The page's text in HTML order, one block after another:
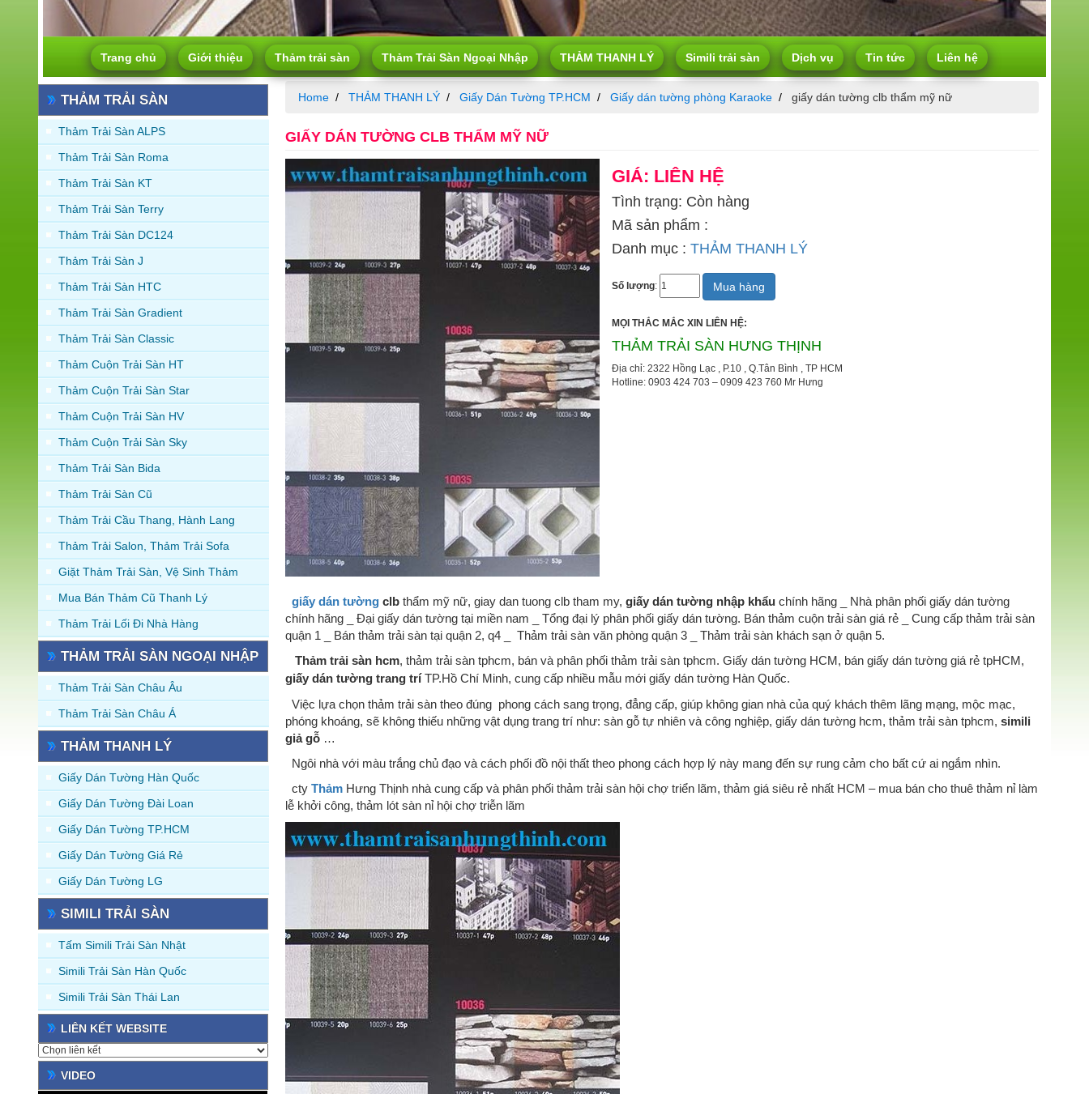
Trang chủ Giới thiệu Thảm trải sàn Thảm Trải Sàn Ngoại Nhập THẢM THANH LÝ Simili trải sàn Dịch vụ Tin tức Liên hệ
THẢM TRẢI SÀN
Thảm Trải Sàn ALPS
Thảm Trải Sàn Roma
Thảm Trải Sàn KT
Thảm Trải Sàn Terry
Thảm Trải Sàn DC124
Thảm Trải Sàn J
Thảm Trải Sàn HTC
Thảm Trải Sàn Gradient
Thảm Trải Sàn Classic
Thảm Cuộn Trải Sàn HT
Thảm Cuộn Trải Sàn Star
Thảm Cuộn Trải Sàn HV
Thảm Cuộn Trải Sàn Sky
Thảm Trải Sàn Bida
Thảm Trải Sàn Cũ
Thảm Trải Cầu Thang, Hành Lang
Thảm Trải Salon, Thảm Trải Sofa
Giặt Thảm Trải Sàn, Vệ Sinh Thảm
Mua Bán Thảm Cũ Thanh Lý
Thảm Trải Lối Đi Nhà Hàng
THẢM TRẢI SÀN NGOẠI NHẬP
Thảm Trải Sàn Châu Âu
Thảm Trải Sàn Châu Á
THẢM THANH LÝ
Giấy Dán Tường Hàn Quốc
Giấy Dán Tường Đài Loan
Giấy Dán Tường TP.HCM
Giấy Dán Tường Giá Rẻ
Giấy Dán Tường LG
SIMILI TRẢI SÀN
Tấm Simili Trải Sàn Nhật
Simili Trải Sàn Hàn Quốc
Simili Trải Sàn Thái Lan
LIÊN KẾT WEBSITE
VIDEO
Home THẢM THANH LÝ Giấy Dán Tường TP.HCM Giấy dán tường phòng Karaoke giấy dán tường clb thẩm mỹ nữ
GIẤY DÁN TƯỜNG CLB THẨM MỸ NỮ
GIÁ: LIÊN HỆ
Tình trạng: Còn hàng
Mã sản phẩm :
Danh mục : THẢM THANH LÝ
Số lượng: Mua hàng
MỌI THẮC MẮC XIN LIÊN HỆ:
THẢM TRẢI SÀN HƯNG THỊNH
Địa chỉ: 2322 Hồng Lạc , P.10 , Q.Tân Bình , TP HCM
Hotline: 0903 424 703 – 0909 423 760 Mr Hưng
giấy dán tường clb thẩm mỹ nữ, giay dan tuong clb tham my, giấy dán tường nhập khẩu chính hãng _ Nhà phân phối giấy dán tường
chính hãng _ Đại giấy dán tường tại miền nam _ Tổng đại lý phân phối giấy dán tường. Bán thảm cuộn trải sàn giá rẻ _ Cung cấp thảm trải sàn
quận 1 _ Bán thảm trải sàn tại quận 2, q4 _ Thảm trải sàn văn phòng quận 3 _ Thảm trải sàn khách sạn ở quận 5.
Thảm trải sàn hcm, thảm trải sàn tphcm, bán và phân phối thảm trải sàn tphcm. Giấy dán tường HCM, bán giấy dán tường giá rẻ tpHCM,
giấy dán tường trang tríTP.Hồ Chí Minh, cung cấp nhiều mẫu mới giấy dán tường Hàn Quốc.
Việc lựa chọn thảm trải sàn theo đúng phong cách sang trọng, đẳng cấp, giúp không gian nhà của quý khách thêm lãng mạng, mộc mạc,
phóng khoáng, sẽ không thiếu những vật dụng trang trí như: sàn gỗ tự nhiên và công nghiệp, giấy dán tường hcm, thảm trải sàn tphcm, simili
giả gỗ …
Ngôi nhà với màu trắng chủ đạo và cách phối đồ nội thất theo phong cách hợp lý này mang đến sự rung cảm cho bất cứ ai ngắm nhìn.
cty Thảm Hưng Thịnh nhà cung cấp và phân phối thảm trải sàn hội chợ triển lãm, thảm giá siêu rẻ nhất HCM – mua bán cho thuê thảm nỉ làm
lễ khởi công, thảm lót sàn nỉ hội chợ triễn lãm